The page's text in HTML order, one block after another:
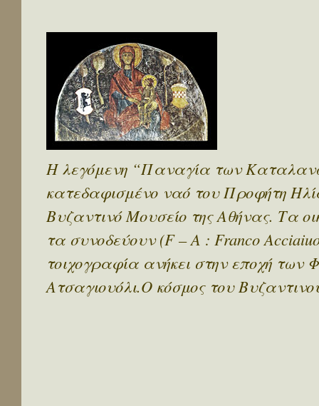
H λεγόμενη “Παναγία των
κατεδαφισμένο ναό του Προφήτη
Βυζαντινό Μουσείο της Αθήνας. Τα
τα συνοδεύουν (F – A : Franco
τοιχογραφία ανήκει στην εποχή των
Ατσαγιουόλι.Ο κόσμος του